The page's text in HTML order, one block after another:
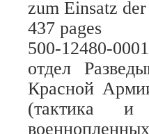
zum Einsatz
437 pages
500-12480-
отдел
Красной
(тактика и